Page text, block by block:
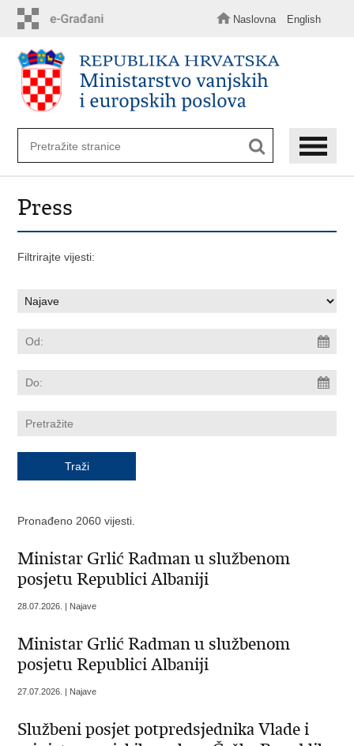
sadržaj
Naslovna English
Press
Filtrirajte vijesti:
Pronađeno 2060 vijesti.
Ministar Grlić Radman u službenom
posjetu Republici Albaniji
28.07.2026. | Najave
Ministar Grlić Radman u službenom
posjetu Republici Albaniji
27.07.2026. | Najave
Službeni posjet potpredsjednika Vlade i